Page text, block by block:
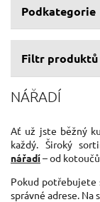
Podkategorie
Filtr produktů
NÁŘADÍ
Ať už jste běžný
každý. Široký
nářadí– od
Pokud potřebujete
správné adrese. Na